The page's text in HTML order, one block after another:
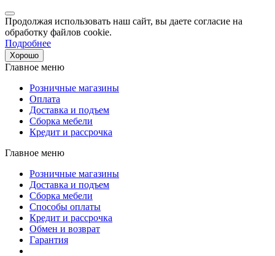
Продолжая использовать наш сайт, вы даете согласие на
обработку файлов cookie.
Подробнее
Хорошо
Главное меню
Розничные магазины
Оплата
Доставка и подъем
Сборка мебели
Кредит и рассрочка
Главное меню
Розничные магазины
Доставка и подъем
Сборка мебели
Способы оплаты
Кредит и рассрочка
Обмен и возврат
Гарантия